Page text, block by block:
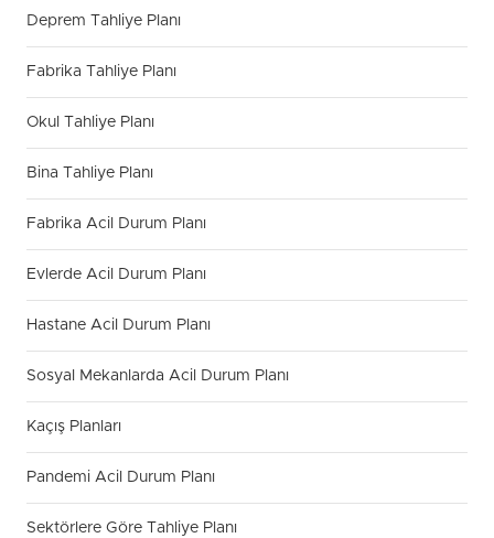
Deprem Tahliye Planı
Fabrika Tahliye Planı
Okul Tahliye Planı
Bina Tahliye Planı
Fabrika Acil Durum Planı
Evlerde Acil Durum Planı
Hastane Acil Durum Planı
Sosyal Mekanlarda Acil Durum Planı
Kaçış Planları
Pandemi Acil Durum Planı
Sektörlere Göre Tahliye Planı